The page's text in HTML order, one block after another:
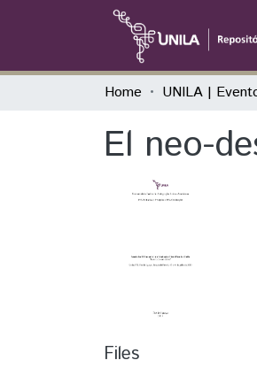
Home UNILA |
El neo-
Files